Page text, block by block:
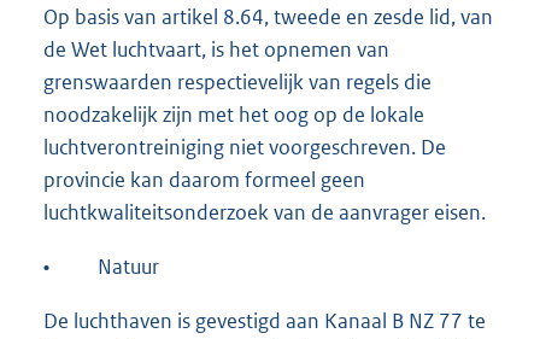
Op basis van artikel 8.64, tweede en zesde lid, van
de Wet luchtvaart, is het opnemen van
grenswaarden respectievelijk van regels die
noodzakelijk zijn met het oog op de lokale
luchtverontreiniging niet voorgeschreven. De
provincie kan daarom formeel geen
luchtkwaliteitsonderzoek van de aanvrager eisen.
• Natuur
De luchthaven is gevestigd aan Kanaal B NZ 77 te